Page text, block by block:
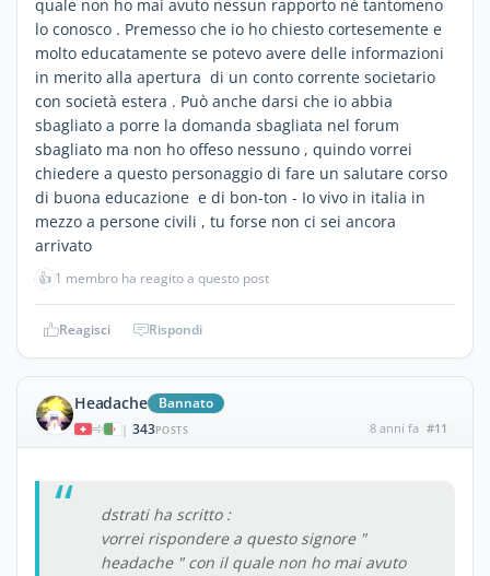
quale non ho mai avuto nessun rapporto nè tantomeno
lo conosco . Premesso che io ho chiesto cortesemente e
molto educatamente se potevo avere delle informazioni
in merito alla apertura di un conto corrente societario
con società estera . Può anche darsi che io abbia
sbagliato a porre la domanda sbagliata nel forum
sbagliato ma non ho offeso nessuno , quindo vorrei
chiedere a questo personaggio di fare un salutare corso
di buona educazione e di bon-ton - Io vivo in italia in
mezzo a persone civili , tu forse non ci sei ancora
arrivato
👍 1 membro ha reagito a questo post
Reagisci Rispondi
Headache Bannato
| 343POSTS 8 anni fa #11
dstrati ha scritto :
vorrei rispondere a questo signore "
headache " con il quale non ho mai avuto